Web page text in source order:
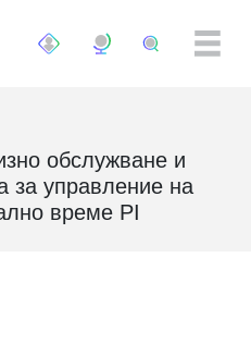
обслужване и
за управление на
време PI